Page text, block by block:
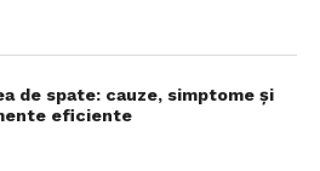
de spate: cauze, simptome și
eficiente